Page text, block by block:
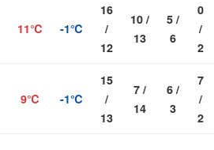
11℃ -1℃
16
/
12
10 /
13
5 /
6
0
/
2
9℃ -1℃
15
/
13
7 /
14
6 /
3
7
/
2